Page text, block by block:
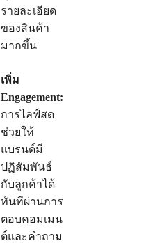
รายละเอียด
ของสินค้า
มากขึ้น
เพิ่ม
Engagement:
การไลฟ์สด
ช่วยให้
แบรนด์มี
ปฏิสัมพันธ์
กับลูกค้าได้
ทันทีผ่านการ
ตอบคอมเมน
ต์และคำถาม